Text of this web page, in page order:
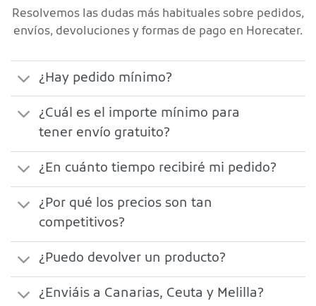
Resolvemos las dudas más habituales sobre pedidos,
envíos, devoluciones y formas de pago en Horecater.
¿Hay pedido mínimo?
¿Cuál es el importe mínimo para
tener envío gratuito?
¿En cuánto tiempo recibiré mi pedido?
¿Por qué los precios son tan
competitivos?
¿Puedo devolver un producto?
¿Enviáis a Canarias, Ceuta y Melilla?